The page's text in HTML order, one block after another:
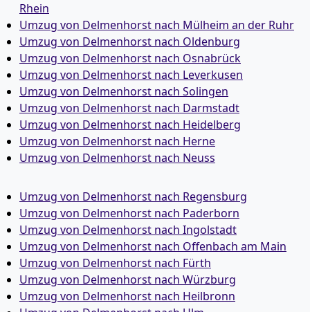
Rhein
Umzug von Delmenhorst nach Mülheim an der Ruhr
Umzug von Delmenhorst nach Oldenburg
Umzug von Delmenhorst nach Osnabrück
Umzug von Delmenhorst nach Leverkusen
Umzug von Delmenhorst nach Solingen
Umzug von Delmenhorst nach Darmstadt
Umzug von Delmenhorst nach Heidelberg
Umzug von Delmenhorst nach Herne
Umzug von Delmenhorst nach Neuss
Umzug von Delmenhorst nach Regensburg
Umzug von Delmenhorst nach Paderborn
Umzug von Delmenhorst nach Ingolstadt
Umzug von Delmenhorst nach Offenbach am Main
Umzug von Delmenhorst nach Fürth
Umzug von Delmenhorst nach Würzburg
Umzug von Delmenhorst nach Heilbronn